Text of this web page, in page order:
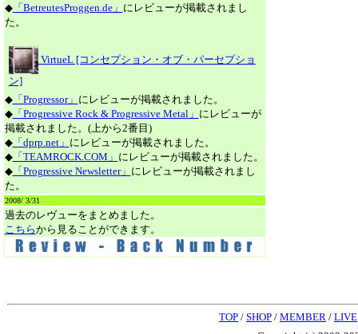
◆「BetreutesProggen.de」 にレビューが掲載されまし
た。
VirtueL [コンセプション・オブ・パーセプショ
ン]
◆「Progressor」 にレビューが掲載されました。
◆「Progressive Rock & Progressive Metal」 にレビューが
掲載されました。(上から2番目)
◆「dprp.net」 にレビューが掲載されました。
◆「TEAMROCK.COM」 にレビューが掲載されました。
◆「Progressive Newsletter」 にレビューが掲載されまし
た。
2008/ 3/31
過去のレヴューをまとめました。
こちらから見ることができます。
TOP / SHOP / MEMBER / LIVE